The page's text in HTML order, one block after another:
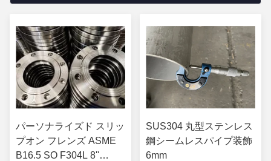
パーソナライズド スリッ
プオン フレンズ ASME
B16.5 SO F304L 8''
SUS304 丸型ステンレス
鋼シームレスパイプ装飾
6mm